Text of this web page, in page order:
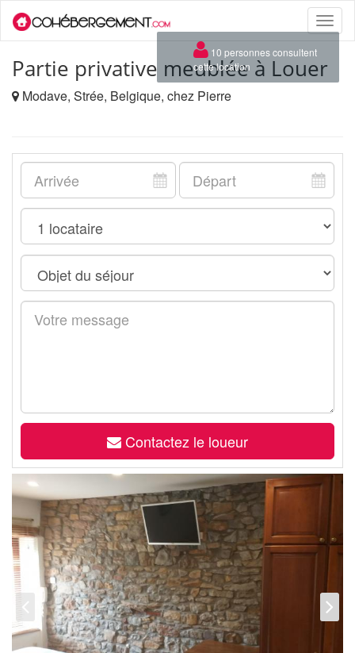
Toggle
Partie privative meublée à Louer
Modave, Strée, Belgique, chez Pierre
Contactez le loueur
×
10 personnes consultent
cette location